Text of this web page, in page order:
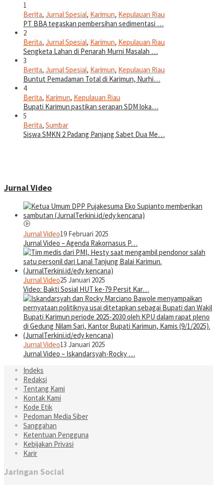
1
Berita, Jurnal Spesial, Karimun, Kepulauan Riau
PT BBA tegaskan pembersihan sedimentasi …
2
Berita, Jurnal Spesial, Karimun, Kepulauan Riau
Sengketa Lahan di Penarah Murni Masalah …
3
Berita, Jurnal Spesial, Karimun, Kepulauan Riau
Buntut Pemadaman Total di Karimun, Nurhi…
4
Berita, Karimun, Kepulauan Riau
Bupati Karimun pastikan serapan SDM loka…
5
Berita, Sumbar
Siswa SMKN 2 Padang Panjang Sabet Dua Me…
Jurnal Video
Jurnal Video19 Februari 2025
Jurnal Video – Agenda Rakornasus P…
Jurnal Video25 Januari 2025
Video: Bakti Sosial HUT ke-79 Persit Kar…
Jurnal Video13 Januari 2025
Jurnal Video – Iskandarsyah-Rocky …
Indeks
Redaksi
Tentang Kami
Kontak Kami
Kode Etik
Pedoman Media Siber
Sanggahan
Ketentuan Pengguna
Kebijakan Privasi
Karir
Jaringan Social